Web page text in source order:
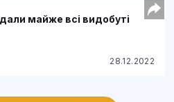
майже всі видобуті
28.12.2022